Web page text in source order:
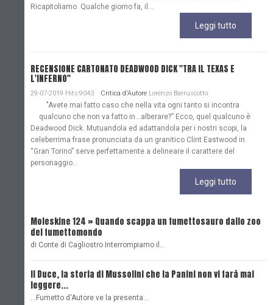
Ricapitoliamo. Qualche giorno fa, il...
Leggi tutto
RECENSIONE CARTONATO DEADWOOD DICK "TRA IL TEXAS E
L'INFERNO"
29-07-2019 Hits:9043 Critica d'Autore Lorenzo Barruscotto
"Avete mai fatto caso che nella vita ogni tanto si incontra
qualcuno che non va fatto in…alberare?” Ecco, quel qualcuno è
Deadwood Dick. Mutuandola ed adattandola per i nostri scopi, la
celeberrima frase pronunciata da un granitico Clint Eastwood in
“Gran Torino” serve perfettamente a delineare il carattere del
personaggio...
Leggi tutto
Moleskine 124 » Quando scappa un fumettosauro dallo zoo
del fumettomondo
di Conte di Cagliostro Interrompiamo il…
Il Duce, la storia di Mussolini che la Panini non vi farà mai
leggere...
...Fumetto d'Autore ve la presenta…